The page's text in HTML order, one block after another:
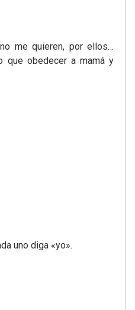
me quieren, por ellos…
que obedecer a mamá y
uno diga «yo».